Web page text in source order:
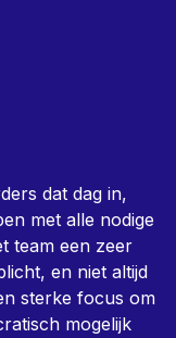
dat dag in,
met alle nodige
team een zeer
en niet altijd
sterke focus om
mogelijk